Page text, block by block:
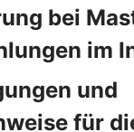
bei
im
und
für